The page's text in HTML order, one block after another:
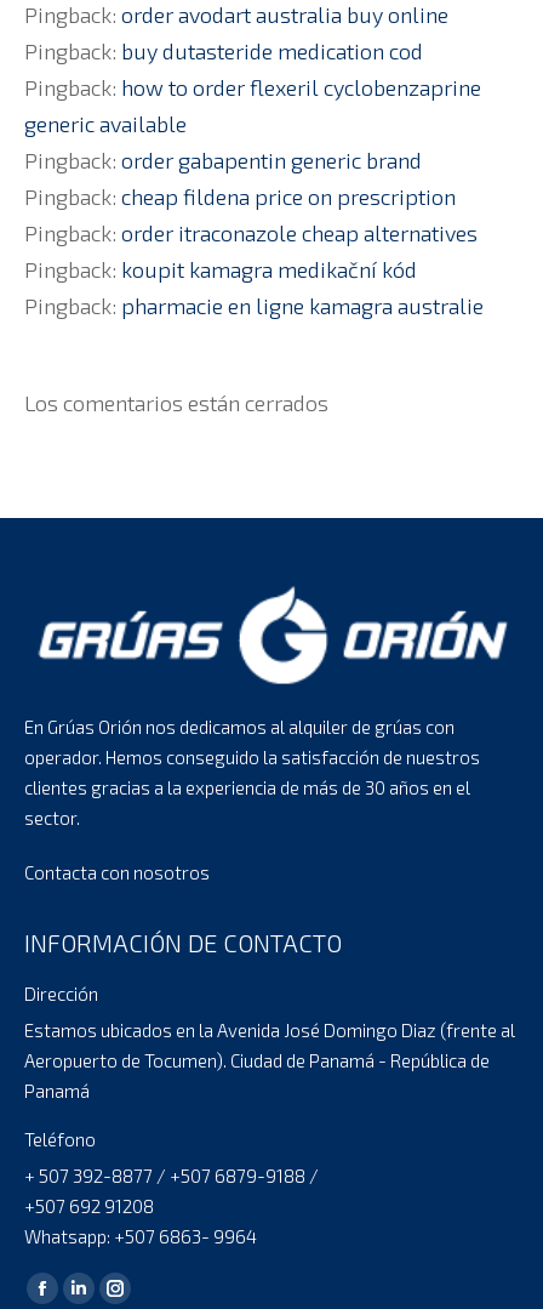
Pingback: order avodart australia buy online
Pingback: buy dutasteride medication cod
Pingback: how to order flexeril cyclobenzaprine
generic available
Pingback: order gabapentin generic brand
Pingback: cheap fildena price on prescription
Pingback: order itraconazole cheap alternatives
Pingback: koupit kamagra medikační kód
Pingback: pharmacie en ligne kamagra australie
Los comentarios están cerrados
En Grúas Orión nos dedicamos al alquiler de grúas con
operador. Hemos conseguido la satisfacción de nuestros
clientes gracias a la experiencia de más de 30 años en el
sector.
Contacta con nosotros
INFORMACIÓN DE CONTACTO
Dirección
Estamos ubicados en la Avenida José Domingo Diaz (frente al
Aeropuerto de Tocumen). Ciudad de Panamá - República de
Panamá
Teléfono
+ 507 392-8877 / +507 6879-9188 /
+507 692 91208
Whatsapp: +507 6863- 9964
Encuéntranos en:
Facebook
LinkedinInstagram